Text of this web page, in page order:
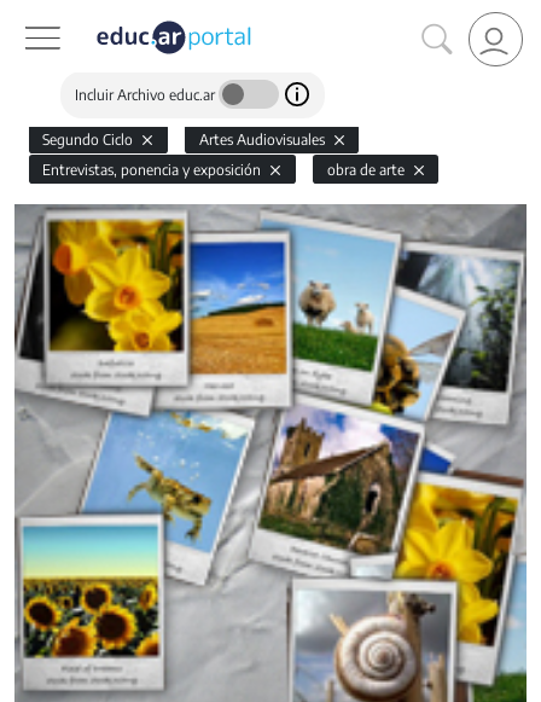
Incluir Archivo educ.ar
Segundo Ciclo
Artes Audiovisuales
Entrevistas, ponencia y exposición
obra de arte